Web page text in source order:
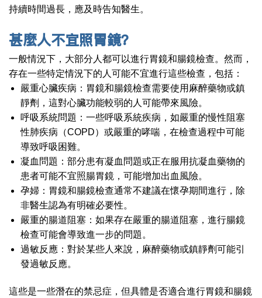
持續時間過長，應及時告知醫生。
甚麼人不宜照胃鏡？
一般情況下，大部分人都可以進行胃鏡和腸鏡檢查。然而，
存在一些特定情況下的人可能不宜進行這些檢查，包括：
嚴重心臟疾病：胃鏡和腸鏡檢查需要使用麻醉藥物或鎮
靜劑，這對心臟功能較弱的人可能帶來風險。
呼吸系統問題：一些呼吸系統疾病，如嚴重的慢性阻塞
性肺疾病（COPD）或嚴重的哮喘，在檢查過程中可能
導致呼吸困難。
凝血問題：部分患有凝血問題或正在服用抗凝血藥物的
患者可能不宜照腸胃鏡，可能增加出血風險。
孕婦：胃鏡和腸鏡檢查通常不建議在懷孕期間進行，除
非醫生認為有明確必要性。
嚴重的腸道阻塞：如果存在嚴重的腸道阻塞，進行腸鏡
檢查可能會導致進一步的問題。
過敏反應：對於某些人來說，麻醉藥物或鎮靜劑可能引
發過敏反應。
這些是一些潛在的禁忌症，但具體是否適合進行胃鏡和腸鏡